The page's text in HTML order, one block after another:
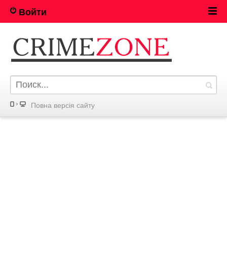
Войти
Повна версія сайту